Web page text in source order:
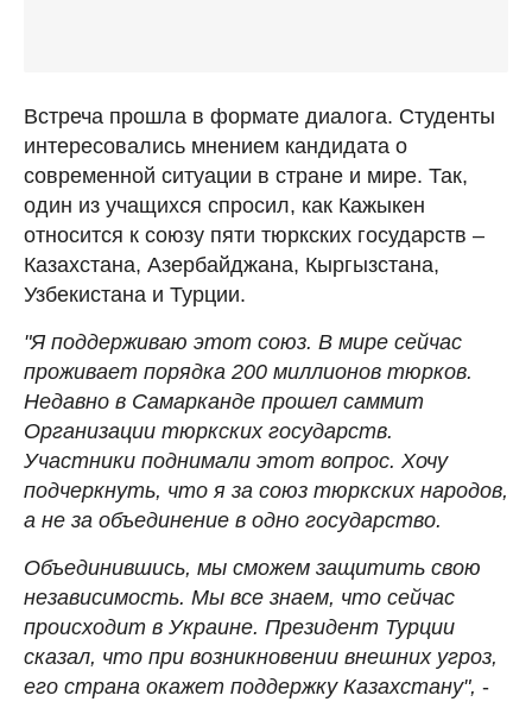
Встреча прошла в формате диалога. Студенты
интересовались мнением кандидата о
современной ситуации в стране и мире. Так,
один из учащихся спросил, как Кажыкен
относится к союзу пяти тюркских государств –
Казахстана, Азербайджана, Кыргызстана,
Узбекистана и Турции.
"Я поддерживаю этот союз. В мире сейчас
проживает порядка 200 миллионов тюрков.
Недавно в Самарканде прошел саммит
Организации тюркских государств.
Участники поднимали этот вопрос. Хочу
подчеркнуть, что я за союз тюркских народов,
а не за объединение в одно государство.
Объединившись, мы сможем защитить свою
независимость. Мы все знаем, что сейчас
происходит в Украине. Президент Турции
сказал, что при возникновении внешних угроз,
его страна окажет поддержку Казахстану", -